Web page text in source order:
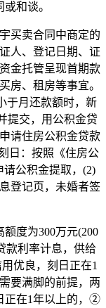
和谈。
买卖合同中商定的
人、登记日期、证
金托管呈现首期款
房、租房等事宜。
于月还款额时，新
提交，用公积金贷
请住房公积金贷款
日：按照《住房公
公积金提取，(2)
登记页，未婚者签
度为300万元(200
款利率计息，供给
优良，刻日正在1
要满脚的前提，两
正在1年以上的，②